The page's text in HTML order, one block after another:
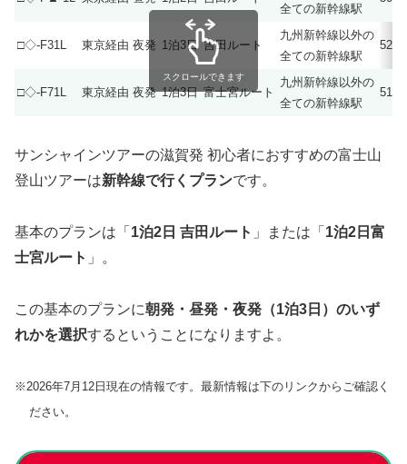
全ての新幹線駅
□◇-F31L 東京経由 夜発 1泊3日 吉田ルート
九州新幹線以外の
全ての新幹線駅
□◇-F71L 東京経由 夜発 1泊3日 富士宮ルート
九州新幹線以外の
全ての新幹線駅
スクロールできます
サンシャインツアーの滋賀発 初心者におすすめの富士山
登山ツアーは新幹線で行くプランです。
基本のプランは「 1泊2日 吉田ルート 」または「 1泊2日富
士宮ルート 」。
この基本のプランに朝発・昼発・夜発（1泊3日）のいず
れかを選択するということになりますよ。
※2026年7月12日現在の情報です。最新情報は下のリンクからご確認く
ださい。